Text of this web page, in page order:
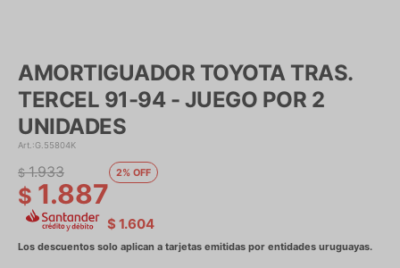
AMORTIGUADOR TOYOTA TRAS.
TERCEL 91-94 - JUEGO POR 2
UNIDADES
G.55804K
$ 1.887
$ 1.933 2
$ 1.604